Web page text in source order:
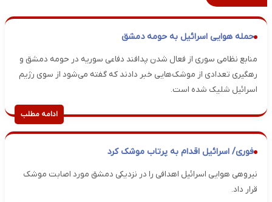
حمله هوایی اسرائیل به حومه دمشق
منابع نظامی سوری از فعال شدن پدافند دفاعی سوریه در حومه دمشق و
رهگیری تعدادی از موشک‌هایی خبر دادند که گفته می‌شود از سوی رژیم
اسرائیل شلیک شده است.
ادامه مطلب
فوری/ اسرائیل اقدام به پرتاب موشک کرد
نیروهی هوایی اسرائیل اهدافی را در نزدیکی دمشق مورد اصابت موشک
قرار داد.